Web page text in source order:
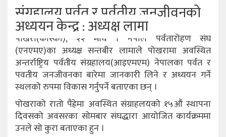
संग्रहालय पर्वत र पर्वतीय जनजीवनको
अध्ययन केन्द्र : अध्यक्ष लामा
पोखरा(कास्की), २२ माघ । नेपाल पर्वतारोहण संघ
(एनएमए)का अध्यक्ष सन्तबीर लामाले पोखरामा अवस्थित
अन्तर्राष्ट्रिय पर्वतीय संग्रहालय(आइएमएम) नेपालका पर्वत र
पवतीय जनजीवनका बारेमा जानकारी लिने र अध्ययन गर्ने
स्थलको रुपमा विकास गर्नुपर्ने बताएका छन् ।
पोखराको रातो पैह्रेमा अवस्थित संग्राहलयको १५औं स्थापना
दिवसको अवसरका सोमबार संघद्धारा आयोजित कार्यक्रममा
उनले सो कुरा बताएका हुन ।